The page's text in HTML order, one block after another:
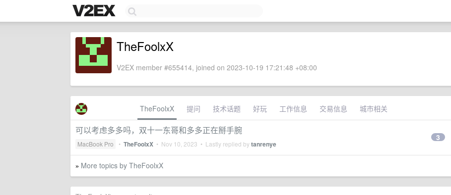
TheFoolxX
V2EX member #655414, joined on 2023-10-19 17:21:48 +08:00
TheFoolxX 提问 技术话题 好玩 工作信息 交易信息 城市相关
可以考虑多多吗，双十一东哥和多多正在掰手腕
MacBook Pro • TheFoolxX • Nov 10, 2023 • Lastly replied bytanrenye
3
» More topics by TheFoolxX